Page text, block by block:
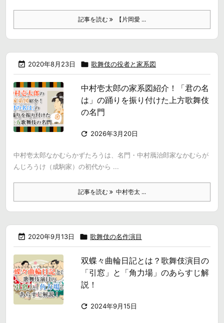
記事を読む 【片岡愛 ...
 2020年8月23日  歌舞伎の役者と家系図
中村壱太郎の家系図紹介！「君の名
は」の踊りを振り付けた上方歌舞伎
の名門
 2026年3月20日
中村壱太郎なかむらかずたろうは、名門・中村鴈治郎家なかむらが
んじろうけ（成駒家）の初代から ...
記事を読む 中村壱太 ...
 2020年9月13日  歌舞伎の名作演目
双蝶々曲輪日記とは？歌舞伎演目の
「引窓」と「角力場」のあらすじ解
説！
 2024年9月15日